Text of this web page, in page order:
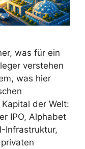
was für ein
verstehen
was hier
der Welt:
IPO, Alphabet
Infrastruktur,